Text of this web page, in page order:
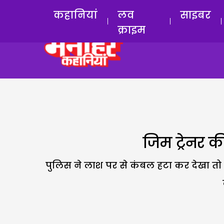
कहानियां
लव
क्राइम
साइबर
जिम ट्रेनर
पुलिस ने लाश पर से कंबल हटा कर देखा